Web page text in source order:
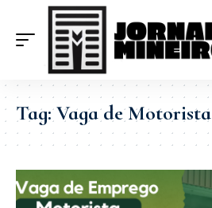
Tag:Vaga de Motorista